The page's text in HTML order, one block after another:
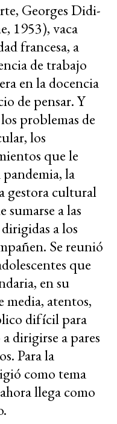
Georges Didi-
1953), vaca
francesa, a
de trabajo
en la docencia
de pensar. Y
problemas de
los
que le
la
gestora cultural
a las
a los
Se reunió
que
en su
media, atentos,
difícil para
dirigirse a pares
Para la
como tema
llega como